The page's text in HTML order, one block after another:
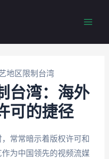
地区限制台湾
台湾：海外
可的捷径
常常暗示着版权许可和
为中国领先的视频流媒